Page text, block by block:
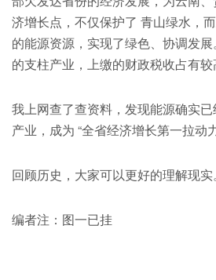
济增长点，不仅保护了 青山绿水，
的能源资源，实现了绿色、协调发
的支柱产业，上缴的财政税收占有较
我上网查了查资料，发现能源确实
产业，成为 “全省经济增长第一拉动力
回顾历史，大家可以更好的理解现实。
编者注：图一已挂